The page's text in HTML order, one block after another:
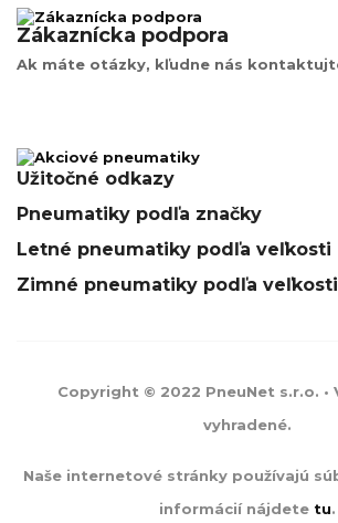
Zákaznícka podpora
Ak máte otázky, kľudne nás
Užitočné odkazy
Pneumatiky podľa značky
Letné pneumatiky podľa veľkosti
Zimné pneumatiky podľa veľkosti
Copyright © 2022 PneuNet s.r.o. •
vyhradené.
Naše internetové stránky používajú
informácií nájdete tu.